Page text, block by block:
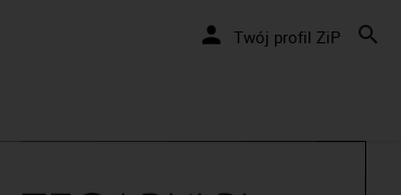
Twój profil ZiP